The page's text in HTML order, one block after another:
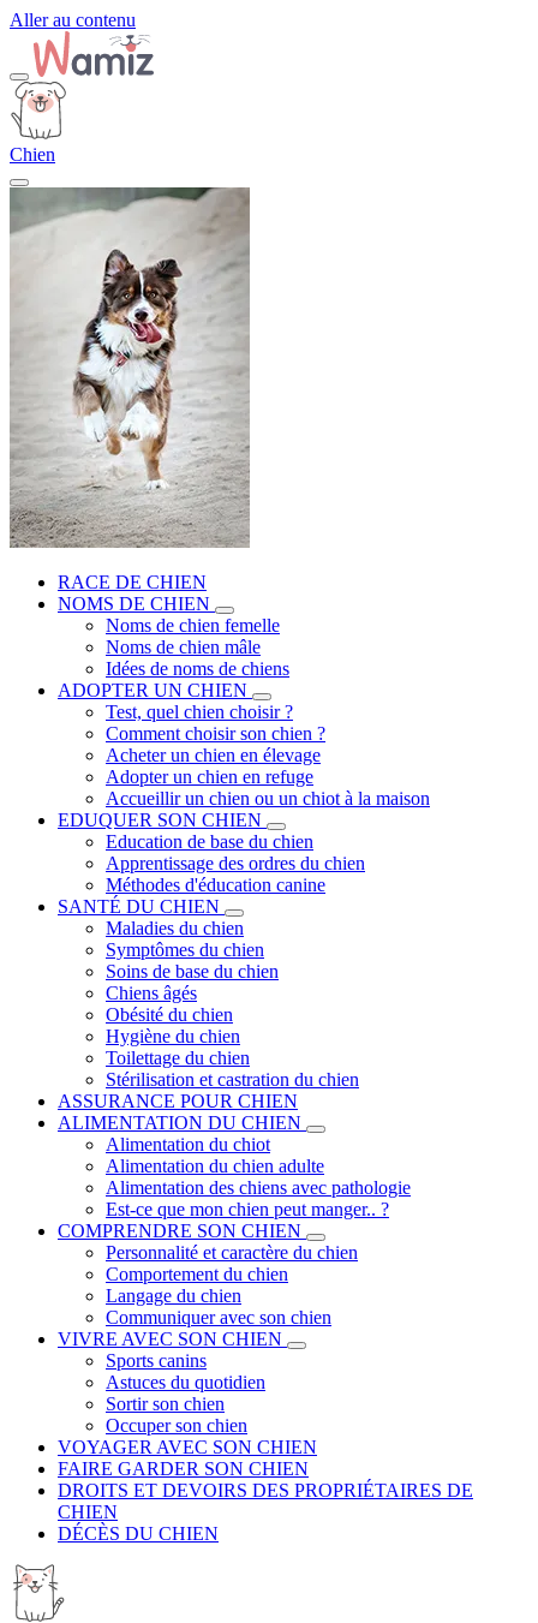
Aller au contenu
Chien
RACE DE CHIEN
NOMS DE CHIEN
Noms de chien femelle
Noms de chien mâle
Idées de noms de chiens
ADOPTER UN CHIEN
Test, quel chien choisir ?
Comment choisir son chien ?
Acheter un chien en élevage
Adopter un chien en refuge
Accueillir un chien ou un chiot à la maison
EDUQUER SON CHIEN
Education de base du chien
Apprentissage des ordres du chien
Méthodes d'éducation canine
SANTÉ DU CHIEN
Maladies du chien
Symptômes du chien
Soins de base du chien
Chiens âgés
Obésité du chien
Hygiène du chien
Toilettage du chien
Stérilisation et castration du chien
ASSURANCE POUR CHIEN
ALIMENTATION DU CHIEN
Alimentation du chiot
Alimentation du chien adulte
Alimentation des chiens avec pathologie
Est-ce que mon chien peut manger.. ?
COMPRENDRE SON CHIEN
Personnalité et caractère du chien
Comportement du chien
Langage du chien
Communiquer avec son chien
VIVRE AVEC SON CHIEN
Sports canins
Astuces du quotidien
Sortir son chien
Occuper son chien
VOYAGER AVEC SON CHIEN
FAIRE GARDER SON CHIEN
DROITS ET DEVOIRS DES PROPRIÉTAIRES DE
CHIEN
DÉCÈS DU CHIEN